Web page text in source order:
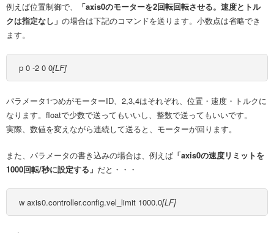
例えば位置制御で、
「axis0のモーターを2回転回転させる。速度とトル
クは指定なし」 の場合は下記のコマンドを送ります。小数点は省略でき
ます。
p 0 -2 0 0[LF]
パラメータ1つめがモーターID、2,3,4はそれぞれ、位置・速度・トルクに
なります。floatで少数で送ってもいいし、整数で送ってもいいです。
実際、数値を変えながら連続して送ると、モーターが回ります。
また、パラメータの書き込みの場合は、例えば 「axis0の速度リミットを
1000回転/秒に設定する」 だと・・・
w axis0.controller.config.vel_limit 1000.0[LF]